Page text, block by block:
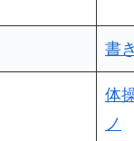
書
体
ノ